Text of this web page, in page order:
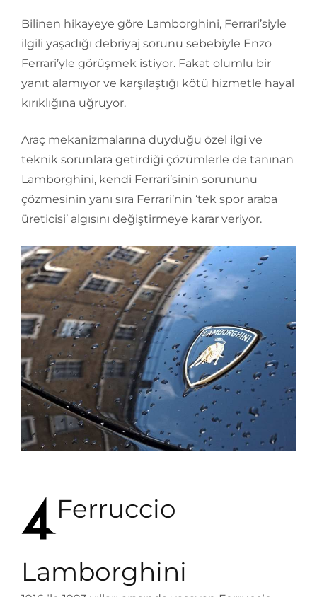
Bilinen hikayeye göre Lamborghini, Ferrari’siyle
ilgili yaşadığı debriyaj sorunu sebebiyle Enzo
Ferrari’yle görüşmek istiyor. Fakat olumlu bir
yanıt alamıyor ve karşılaştığı kötü hizmetle hayal
kırıklığına uğruyor.
Araç mekanizmalarına duyduğu özel ilgi ve
teknik sorunlara getirdiği çözümlerle de tanınan
Lamborghini, kendi Ferrari’sinin sorununu
çözmesinin yanı sıra Ferrari’nin ‘tek spor araba
üreticisi’ algısını değiştirmeye karar veriyor.
Ferruccio
Lamborghini